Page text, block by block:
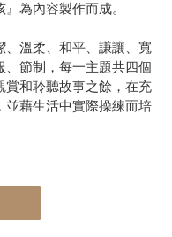
為內容製作而成。
溫柔、和平、謙讓、寬
節制，每一主題共四個
賞和聆聽故事之餘，在充
並藉生活中實際操練而培